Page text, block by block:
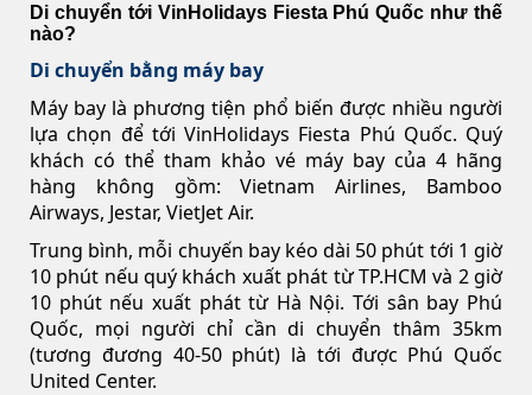
Di chuyển tới VinHolidays Fiesta Phú Quốc như thế
nào?
Di chuyển bằng máy bay
Máy bay là phương tiện phổ biến được nhiều người
lựa chọn để tới VinHolidays Fiesta Phú Quốc. Quý
khách có thể tham khảo vé máy bay của 4 hãng
hàng không gồm: Vietnam Airlines, Bamboo
Airways, Jestar, VietJet Air.
Trung bình, mỗi chuyến bay kéo dài 50 phút tới 1 giờ
10 phút nếu quý khách xuất phát từ TP.HCM và 2 giờ
10 phút nếu xuất phát từ Hà Nội. Tới sân bay Phú
Quốc, mọi người chỉ cần di chuyển thâm 35km
(tương đương 40-50 phút) là tới được Phú Quốc
United Center.